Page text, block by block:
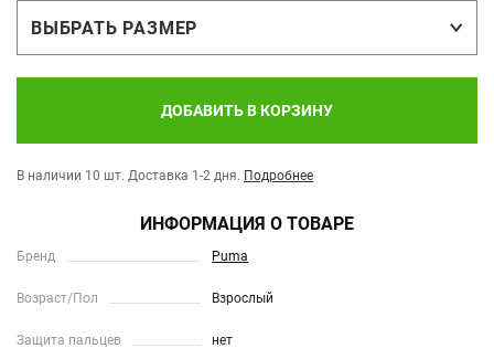
ВЫБРАТЬ РАЗМЕР
ДОБАВИТЬ В КОРЗИНУ
В наличии 10 шт. Доставка 1-2 дня. Подробнее
ИНФОРМАЦИЯ О ТОВАРЕ
Бренд Puma
Возраст/Пол Взрослый
Защита пальцев нет